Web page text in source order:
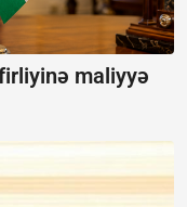
maliyyə